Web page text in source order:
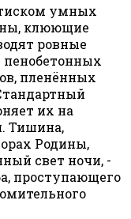
умных
клюющие
ровные
пленённых
их на
Тишина,
Родины,
свет ночи, -
проступающего